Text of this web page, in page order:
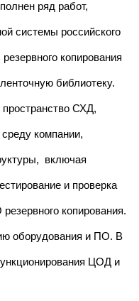
ряд работ,
системы российского
копирования
библиотеку.
СХД,
компании,
включая
и проверка
копирования.
оборудования и ПО. В
ЦОД и